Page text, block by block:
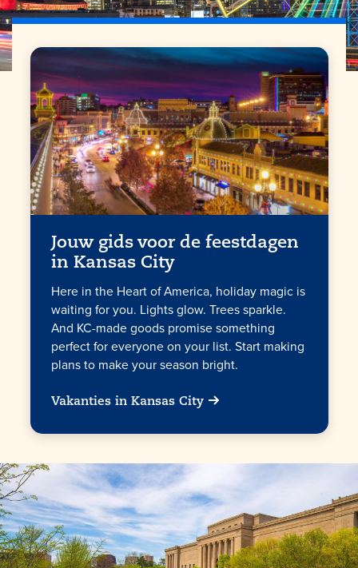
Jouw gids voor de feestdagen
in Kansas City
Here in the Heart of America, holiday magic is
waiting for you. Lights glow. Trees sparkle.
And KC-made goods promise something
perfect for everyone on your list. Start making
plans to make your season bright.
Vakanties in Kansas City